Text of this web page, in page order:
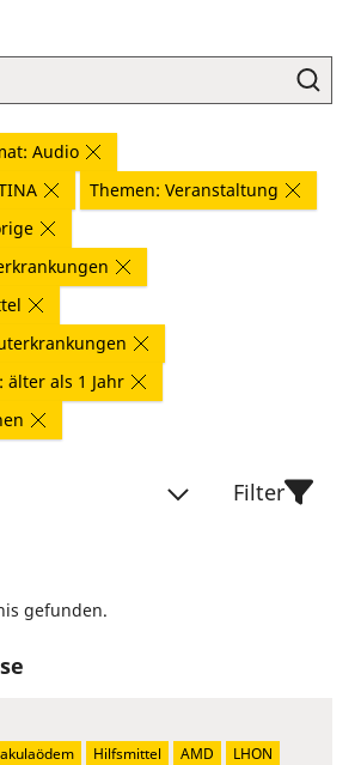
Audio
Themen: Veranstaltung
als 1 Jahr
Filter
gefunden.
Hilfsmittel AMD
LHON